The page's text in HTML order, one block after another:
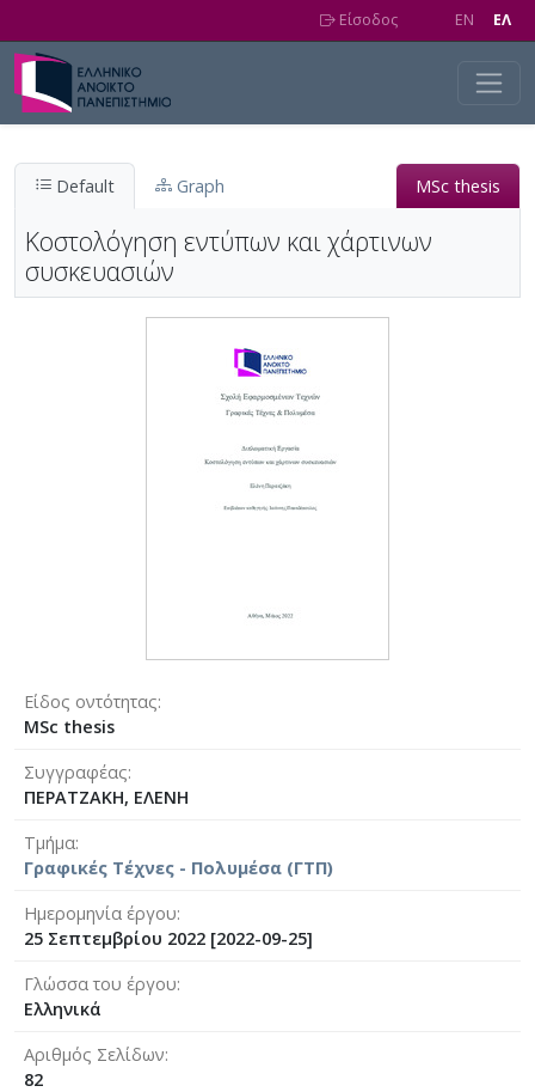
Είσοδος EN EΛ
Default Graph MSc thesis
Κοστολόγηση εντύπων και χάρτινων
συσκευασιών
Είδος οντότητας
MSc thesis
Συγγραφέας
ΠΕΡΑΤΖΑΚΗ, ΕΛΕΝΗ
Τμήμα
Γραφικές Τέχνες - Πολυμέσα (ΓΤΠ)
Ημερομηνία έργου
25 Σεπτεμβρίου 2022 [2022-09-25]
Γλώσσα του έργου
Ελληνικά
Αριθμός Σελίδων
82